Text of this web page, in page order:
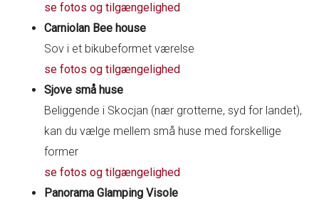
se fotos og tilgængelighed
Carniolan Bee house
Sov i et bikubeformet værelse
se fotos og tilgængelighed
Sjove små huse
Beliggende i Skocjan (nær grotterne, syd for landet),
kan du vælge mellem små huse med forskellige
former
se fotos og tilgængelighed
Panorama Glamping Visole